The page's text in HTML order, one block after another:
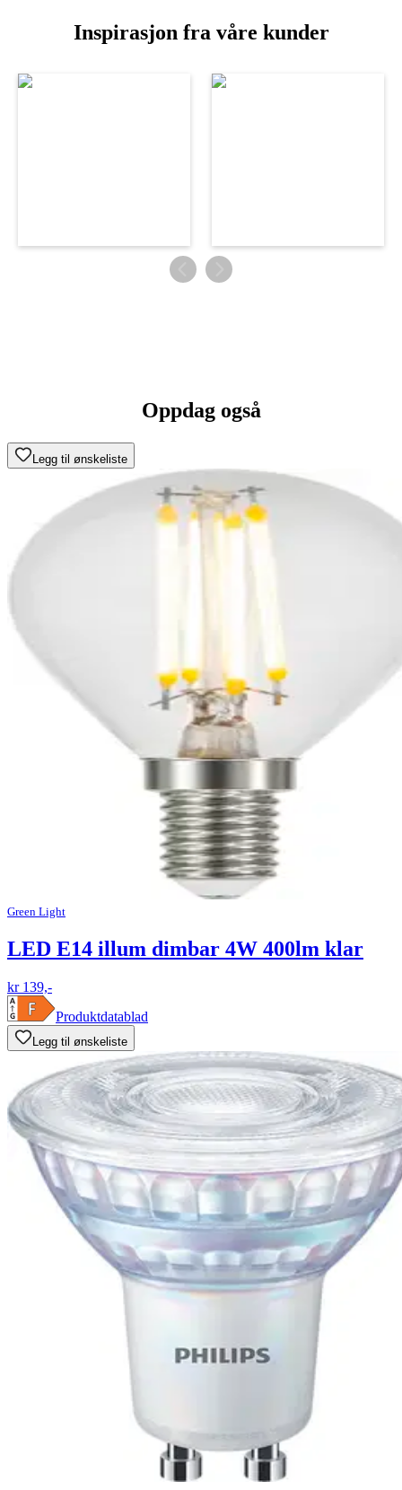
Inspirasjon fra våre kunder
Oppdag også
Legg til ønskeliste
Green Light
LED E14 illum dimbar 4W 400lm klar
kr 139,-
Produktdatablad
Legg til ønskeliste